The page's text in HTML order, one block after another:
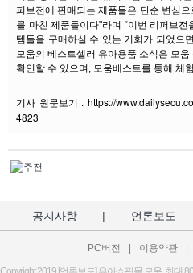
퍼브전에 판매되는 제품들은 단순 변심
를 마친 제품들이다"라며 “이번 리퍼브
템들을 구매하실 수 있는 기회가 되었으
모움의 베스트셀러 유아용품 소식은 모
확인할 수 있으며, 모움베스트를 통해 체
기사 원문보기 : https://
4823
공지사항 | 언론보도
PC버전 이용약관